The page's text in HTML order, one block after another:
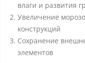
влаги и развития
Увеличение
конструкций
Сохранение
элементов